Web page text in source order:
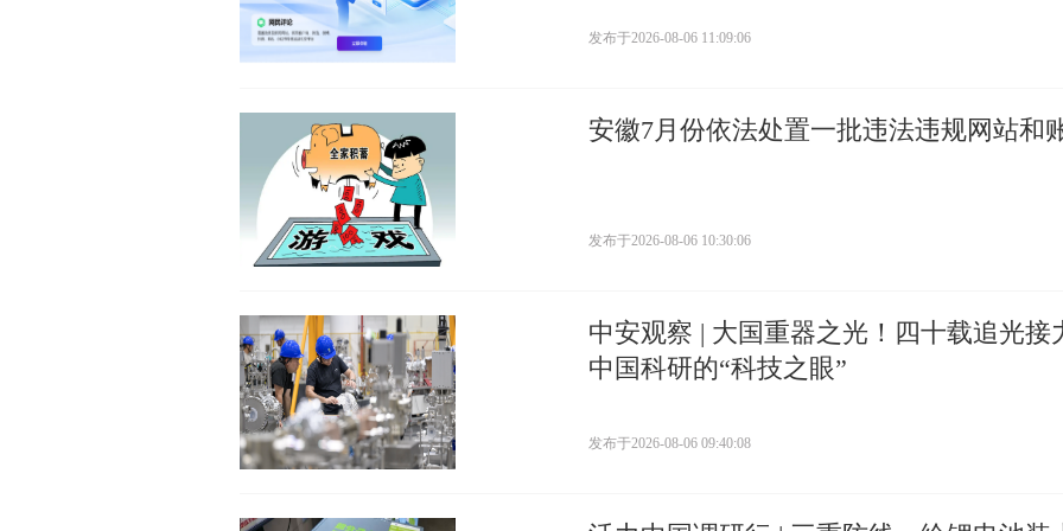
发布于2026-08-06 11:09:06
安徽7月份依法处置一批违法违规网站和
发布于2026-08-06 10:30:06
中安观察 | 大国重器之光！四十载追光接
中国科研的“科技之眼”
发布于2026-08-06 09:40:08